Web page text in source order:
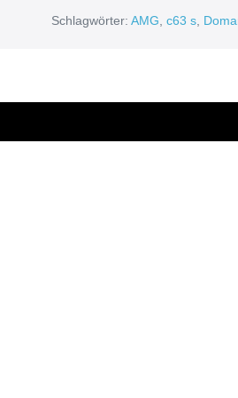
Schlagwörter: AMG ,c63 s